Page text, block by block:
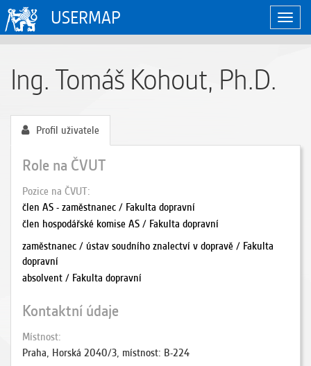
USERMAP
Ing. Tomáš Kohout, Ph.D.
Profil uživatele
Role na ČVUT
Pozice na ČVUT
člen AS - zaměstnanec / Fakulta dopravní
člen hospodářské komise AS / Fakulta dopravní
zaměstnanec / ústav soudního znalectví v dopravě / Fakulta
dopravní
absolvent / Fakulta dopravní
Kontaktní údaje
Místnost
Praha, Horská 2040/3, místnost: B-224